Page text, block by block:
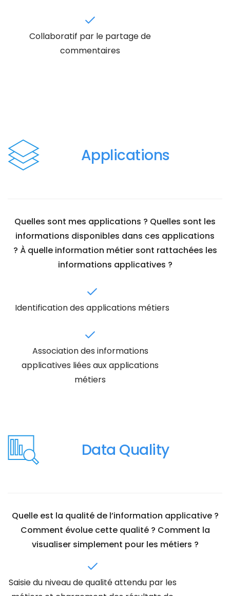
Collaboratif par le partage de
commentaires
Applications
Quelles sont mes applications ? Quelles sont les
informations disponibles dans ces applications
? À quelle information métier sont rattachées les
informations applicatives ?
Identification des applications métiers
Association des informations
applicatives liées aux applications
métiers
Data Quality
Quelle est la qualité de l’information applicative ?
Comment évolue cette qualité ? Comment la
visualiser simplement pour les métiers ?
Saisie du niveau de qualité attendu par les